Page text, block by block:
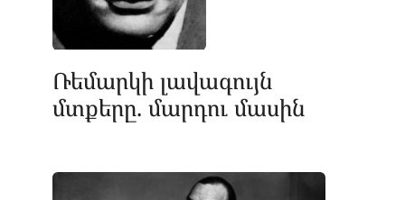
Ռեմարկի լավագույն
մտքերը. մարդու մասին